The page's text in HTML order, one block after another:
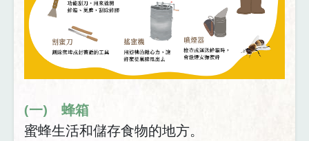
(一) 蜂箱
蜜蜂生活和儲存食物的地方。